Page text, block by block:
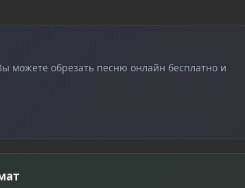
можете обрезать песню онлайн бесплатно и